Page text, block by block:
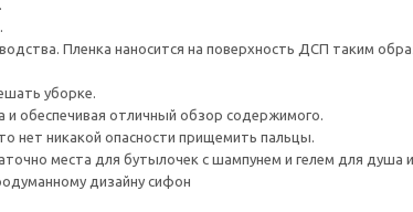
Пленка наносится на поверхность ДСП таким
уборке.
обеспечивая отличный обзор содержимого.
нет никакой опасности прищемить пальцы.
места для бутылочек с шампунем и гелем для душа
дизайну сифон